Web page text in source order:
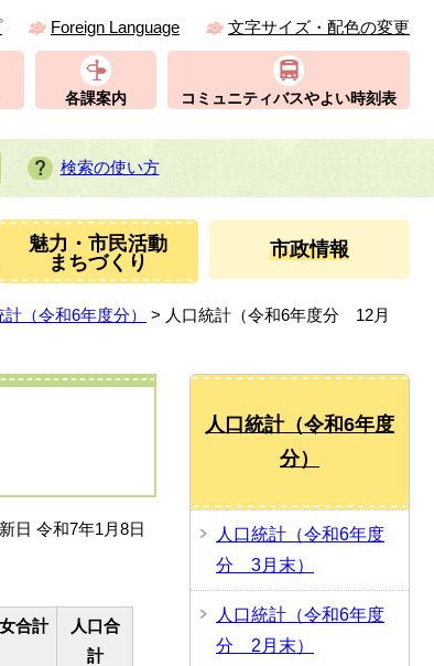
Foreign Language 文字サイズ・配色の変更
各課案内 コミュニティバスやよい時刻表
検索の使い方
魅力・市民活動
まちづくり
市政情報
計（令和6年度分）
> 人口統計（令和6年度分 12月
日 令和7年1月8日
女合計
人口合
計
人口統計（令和6年度
分）
人口統計（令和6年度
分 3月末）
人口統計（令和6年度
分 2月末）